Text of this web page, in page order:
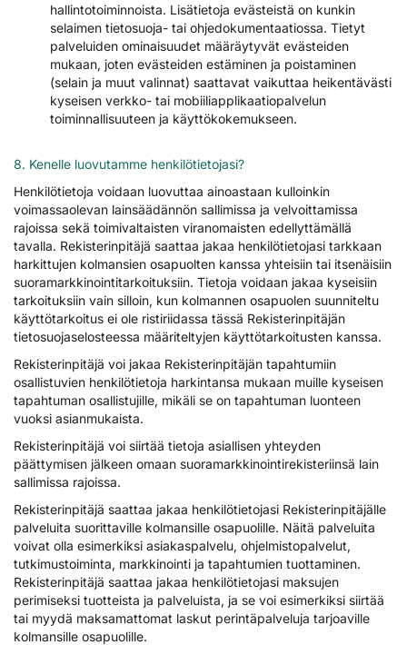
hallintotoiminnoista. Lisätietoja evästeistä on kunkin
selaimen tietosuoja- tai ohjedokumentaatiossa. Tietyt
palveluiden ominaisuudet määräytyvät evästeiden
mukaan, joten evästeiden estäminen ja poistaminen
(selain ja muut valinnat) saattavat vaikuttaa heikentävästi
kyseisen verkko- tai mobiiliapplikaatiopalvelun
toiminnallisuuteen ja käyttökokemukseen.
8. Kenelle luovutamme henkilötietojasi?
Henkilötietoja voidaan luovuttaa ainoastaan kulloinkin
voimassaolevan lainsäädännön sallimissa ja velvoittamissa
rajoissa sekä toimivaltaisten viranomaisten edellyttämällä
tavalla. Rekisterinpitäjä saattaa jakaa henkilötietojasi tarkkaan
harkittujen kolmansien osapuolten kanssa yhteisiin tai itsenäisiin
suoramarkkinointitarkoituksiin. Tietoja voidaan jakaa kyseisiin
tarkoituksiin vain silloin, kun kolmannen osapuolen suunniteltu
käyttötarkoitus ei ole ristiriidassa tässä Rekisterinpitäjän
tietosuojaselosteessa määriteltyjen käyttötarkoitusten kanssa.
Rekisterinpitäjä voi jakaa Rekisterinpitäjän tapahtumiin
osallistuvien henkilötietoja harkintansa mukaan muille kyseisen
tapahtuman osallistujille, mikäli se on tapahtuman luonteen
vuoksi asianmukaista.
Rekisterinpitäjä voi siirtää tietoja asiallisen yhteyden
päättymisen jälkeen omaan suoramarkkinointirekisteriinsä lain
sallimissa rajoissa.
Rekisterinpitäjä saattaa jakaa henkilötietojasi Rekisterinpitäjälle
palveluita suorittaville kolmansille osapuolille. Näitä palveluita
voivat olla esimerkiksi asiakaspalvelu, ohjelmistopalvelut,
tutkimustoiminta, markkinointi ja tapahtumien tuottaminen.
Rekisterinpitäjä saattaa jakaa henkilötietojasi maksujen
perimiseksi tuotteista ja palveluista, ja se voi esimerkiksi siirtää
tai myydä maksamattomat laskut perintäpalveluja tarjoaville
kolmansille osapuolille.